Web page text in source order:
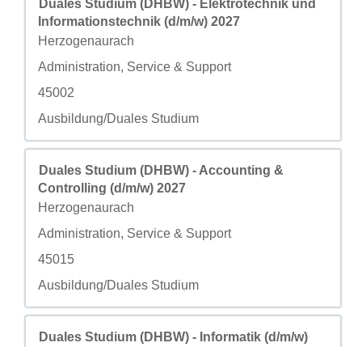
Titolo
Duales Studium (DHBW) - Elektrotechnik und
Informationstechnik (d/m/w) 2027
Città
Herzogenaurach
Campo personalizzato 2
Administration, Service & Support
Campo personalizzato 3
45002
Campo personalizzato 4
Ausbildung/Duales Studium
Effettuare una selezione con la barra spaziatrice per
Titolo
Duales Studium (DHBW) - Accounting &
Controlling (d/m/w) 2027
Città
Herzogenaurach
Campo personalizzato 2
Administration, Service & Support
Campo personalizzato 3
45015
Campo personalizzato 4
Ausbildung/Duales Studium
Effettuare una selezione con la barra spaziatrice per
Titolo
Duales Studium (DHBW) - Informatik (d/m/w)
Effettuare una selezione con la barra spaziatrice per